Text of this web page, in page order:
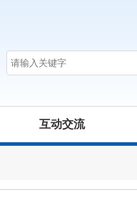
互动交流